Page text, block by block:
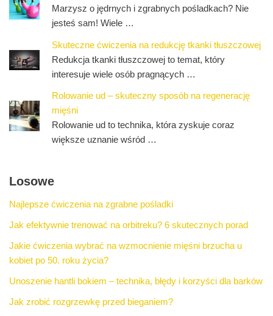
Marzysz o jędrnych i zgrabnych pośladkach? Nie
jesteś sam! Wiele …
Skuteczne ćwiczenia na redukcję tkanki tłuszczowej
Redukcja tkanki tłuszczowej to temat, który
interesuje wiele osób pragnących …
Rolowanie ud – skuteczny sposób na regenerację
mięśni
Rolowanie ud to technika, która zyskuje coraz
większe uznanie wśród …
Losowe
Najlepsze ćwiczenia na zgrabne pośladki
Jak efektywnie trenować na orbitreku? 6 skutecznych porad
Jakie ćwiczenia wybrać na wzmocnienie mięśni brzucha u
kobiet po 50. roku życia?
Unoszenie hantli bokiem – technika, błędy i korzyści dla barków
Jak zrobić rozgrzewkę przed bieganiem?